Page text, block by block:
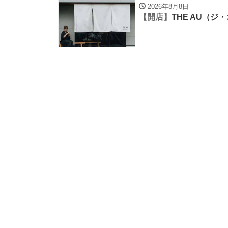
2026年8月8日
【開店】 THE AU（ジ